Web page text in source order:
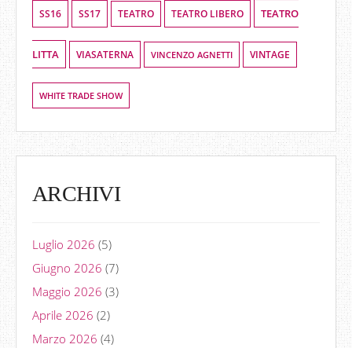
SS16 SS17 TEATRO TEATRO LIBERO TEATRO
LITTA VIASATERNA VINCENZO AGNETTI VINTAGE
WHITE TRADE SHOW
ARCHIVI
Luglio 2026 (5)
Giugno 2026 (7)
Maggio 2026 (3)
Aprile 2026 (2)
Marzo 2026 (4)